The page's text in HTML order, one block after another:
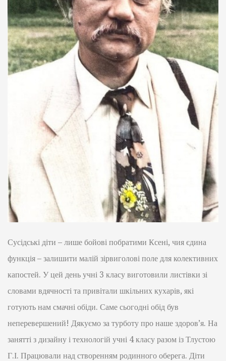
Сусідські діти – лише бойові побратими Ксені, чия єдина
функція – залишити малій зірвиголові поле для колективних
капостей. У цей день учні 3 класу виготовили листівки зі
словами вдячності та привітали шкільних кухарів, які
готують нам смачні обіди. Саме сьогодні обід був
неперевершений! Дякуємо за турботу про наше здоров’я. На
занятті з дизайну і технологій учні 4 класу разом із Тлустою
Г.І. Працювали над створенням родинного оберега. Діти